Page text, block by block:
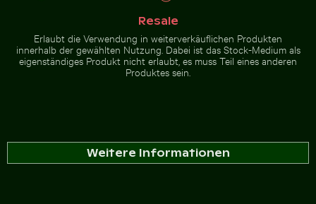
Resale
Erlaubt die Verwendung in weiterverkäuflichen Produkten
innerhalb der gewählten Nutzung. Dabei ist das Stock-Medium als
eigenständiges Produkt nicht erlaubt, es muss Teil eines anderen
Produktes sein.
Weitere Informationen